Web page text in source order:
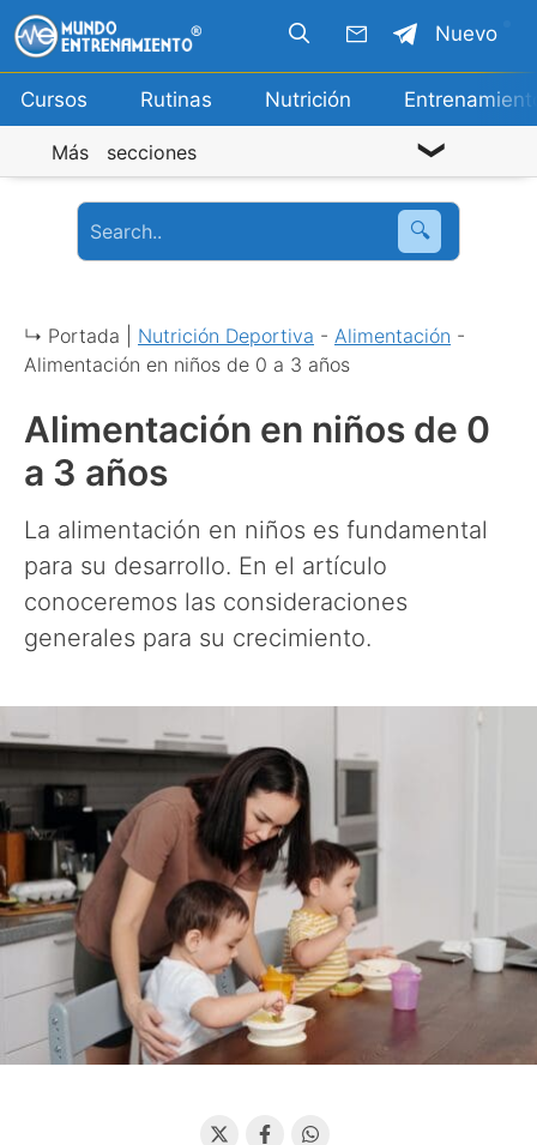
Saltar
al
contenido
Cursos Rutinas Nutrición
Nuevo
Más secciones
🔍
↳ Portada | Nutrición Deportiva - Alimentación -
Alimentación en niños de 0 a 3 años
Alimentación en niños de 0
a 3 años
La alimentación en niños es fundamental
para su desarrollo. En el artículo
conoceremos las consideraciones
generales para su crecimiento.